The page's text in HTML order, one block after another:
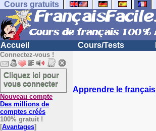
Cours gratuits
Accueil Cours/Tests
Connectez-vous !
Cliquez ici pour
vous connecter
Nouveau compte
Des millions de
comptes créés
100% gratuit !
[Avantages]
Apprendre le français